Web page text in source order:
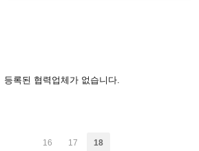
등록된 협력업체가 없습니다.
16 17 18